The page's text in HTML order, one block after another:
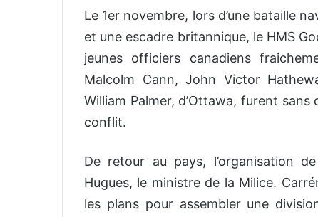
Le 1er novembre, lors d’une bataille
et une escadre britannique, le HMS
jeunes officiers canadiens
Malcolm Cann, John Victor
William Palmer, d’Ottawa, furent
conflit.
De retour au pays, l’organisation
Hugues, le ministre de la Milice.
les plans pour assembler une